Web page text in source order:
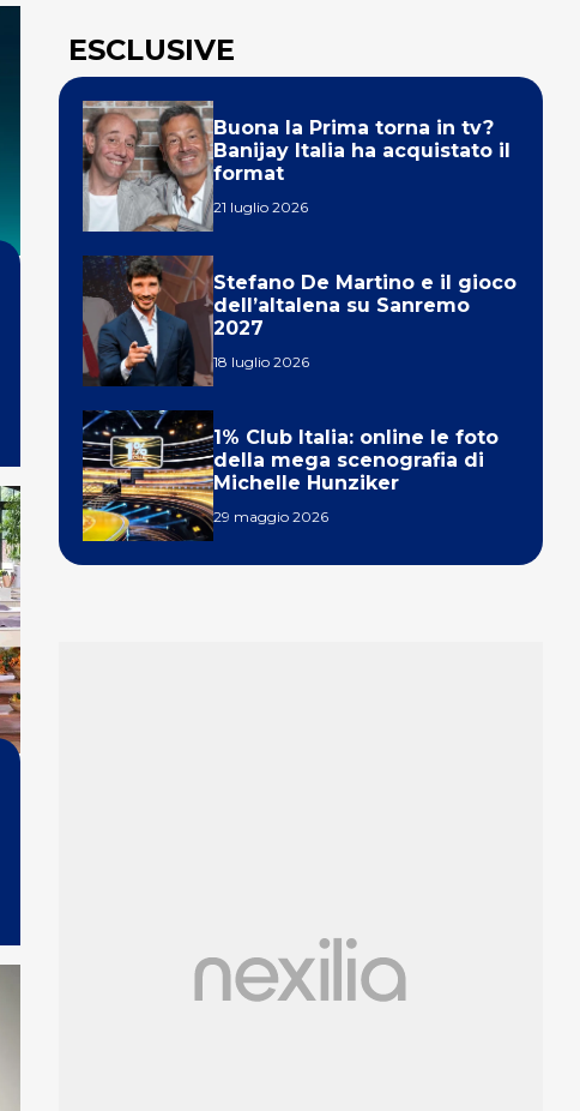
ESCLUSIVE
Buona la Prima torna in tv?
Banijay Italia ha acquistato il
format
21 luglio 2026
Stefano De Martino e il gioco
dell’altalena su Sanremo
2027
18 luglio 2026
1% Club Italia: online le foto
della mega scenografia di
Michelle Hunziker
29 maggio 2026